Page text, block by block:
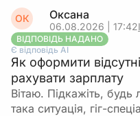
ОК Оксана
06.08.2026 | 17:42
ВІДПОВІДЬ НАДАНО
Є відповідь АІ
Як оформити
рахувати зарплату
Вітаю. Підкажіть,
така ситуація, гіг-